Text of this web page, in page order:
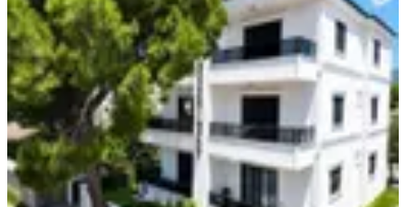
Ayvalık, Altınova Mahallesi
1+1·70 m² ·2. Kat·08.08.2026
4.200.000 ₺
ROTA BEY CAN GAYRİMENKUL VE YATIRIM
DANIŞMANLIĞIİsmail SİVRİ
Ara